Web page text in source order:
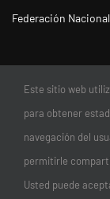
Federación
Este sitio web
para obtener
navegación del
permitirle
Usted puede